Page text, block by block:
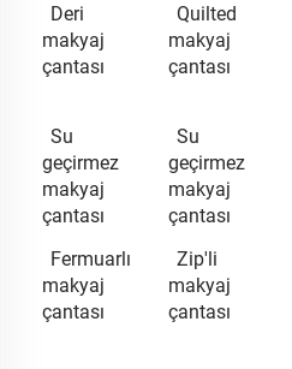
Deri
makyaj
çantası
Quilted
makyaj
çantası
Su
geçirmez
makyaj
çantası
Su
geçirmez
makyaj
çantası
Fermuarlı
makyaj
çantası
Zip'li
makyaj
çantası